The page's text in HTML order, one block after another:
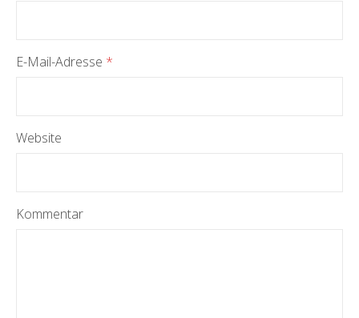
E-Mail-Adresse *
Website
Kommentar